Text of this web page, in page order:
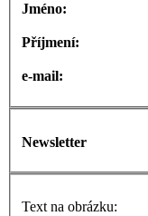
Jméno:
Příjmení:
e-mail:
Newsletter
Text na obrázku: